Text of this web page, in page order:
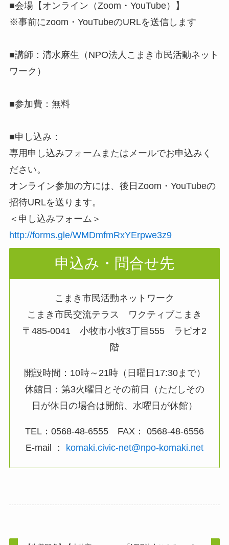
■会場【オンライン（Zoom・YouTube）】
※事前にzoom・YouTubeのURLを送信します
■講師：清水麻生（NPO法人こまき市民活動ネット
ワーク）
■参加費：無料
■申し込み：
専用申し込みフォームまたはメールでお申込みく
ださい。
オンライン参加の方には、後日Zoom・YouTubeの
招待URLを送ります。
＜申し込みフォーム＞
http://forms.gle/WMDmfmRxYErpwe3z9
申込み・問合せ先
こまき市民活動ネットワーク
こまき市民交流テラス ワクティブこまき
〒485-0041 小牧市小牧3丁目555 ラピオ2
階
開設時間：10時～21時（日曜日17:30まで）
休館日：第3火曜日とその前日（ただしその
日が休日の場合は開館、水曜日が休館）
TEL：0568-48-6555 FAX： 0568-48-6556
E-mail ： komaki.civic-net@npo-komaki.net